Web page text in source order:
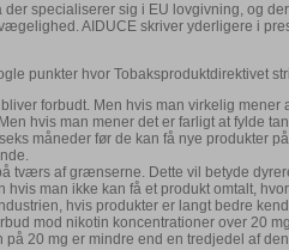
specialiserer sig i EU lovgivning, og
AIDUCE skriver yderligere i
punkter hvor Tobaksproduktdirektivet
forbudt. Men hvis man virkelig
hvis man mener det er farligt at fylde
måneder før de kan få nye
tværs af grænserne. Dette vil betyde
hvis man ikke kan få et produkt omtalt,
hvis produkter er langt bedre
mod nikotin koncentrationer over 20
20 mg er mindre end en tredjedel af